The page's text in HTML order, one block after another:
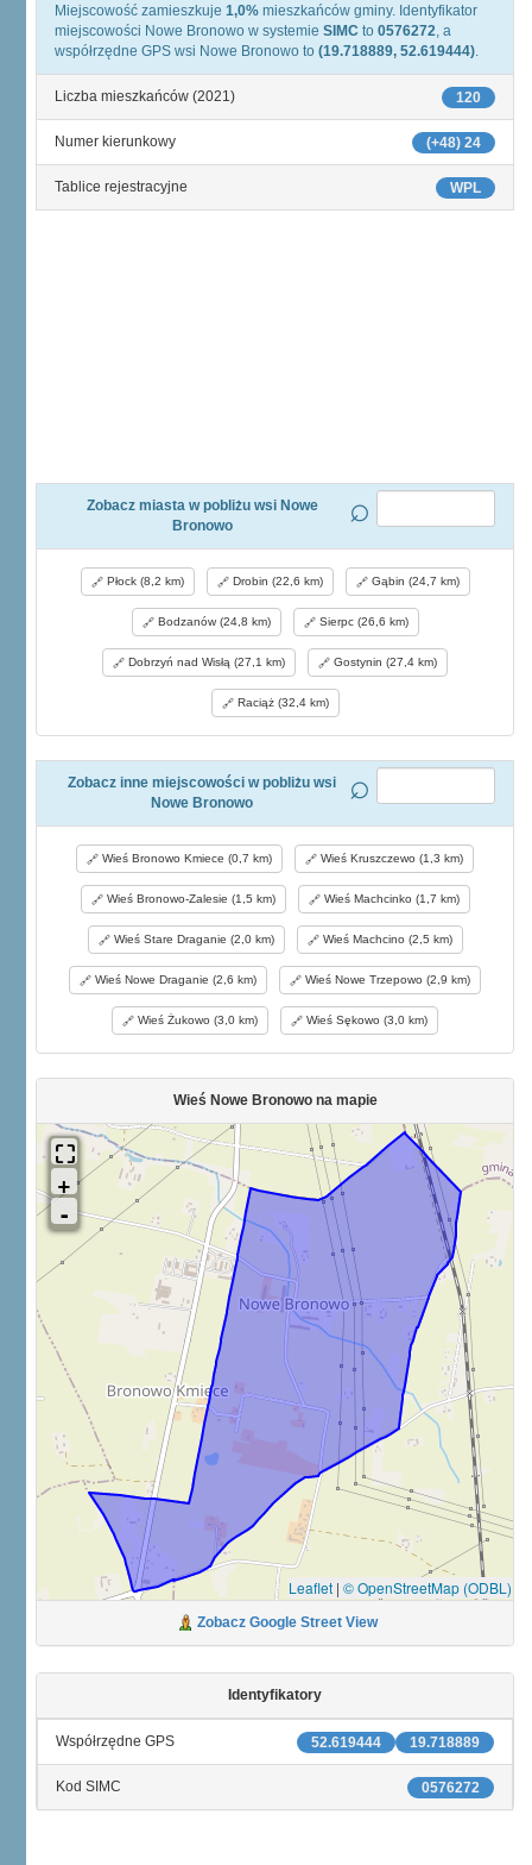
Miejscowość zamieszkuje 1,0% mieszkańców gminy. Identyfikator
miejscowości Nowe Bronowo w systemie SIMC to 0576272, a
współrzędne GPS wsi Nowe Bronowo to (19.718889, 52.619444).
120
Liczba mieszkańców (2021)
(+48) 24
Numer kierunkowy
WPL
Tablice rejestracyjne
Zobacz miasta w pobliżu wsi Nowe
Bronowo
Płock (8,2 km) Drobin (22,6 km) Gąbin (24,7 km)
Bodzanów (24,8 km) Sierpc (26,6 km)
Dobrzyń nad Wisłą (27,1 km) Gostynin (27,4 km)
Raciąż (32,4 km)
Zobacz inne miejscowości w pobliżu wsi
Nowe Bronowo
Wieś Bronowo Kmiece (0,7 km) Wieś Kruszczewo (1,3 km)
Wieś Bronowo-Zalesie (1,5 km) Wieś Machcinko (1,7 km)
Wieś Stare Draganie (2,0 km) Wieś Machcino (2,5 km)
Wieś Nowe Draganie (2,6 km) Wieś Nowe Trzepowo (2,9 km)
Wieś Żukowo (3,0 km) Wieś Sękowo (3,0 km)
Wieś Nowe Bronowo na mapie
Leaflet | © OpenStreetMap (ODBL)
Zobacz Google Street View
Identyfikatory
19.718889
52.619444
Współrzędne GPS
0576272
Kod SIMC